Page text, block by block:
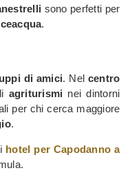
sono perfetti per
.
di amici. Nel centro
agriturismi nei dintorni
per chi cerca maggiore
.
hotel per Capodanno a